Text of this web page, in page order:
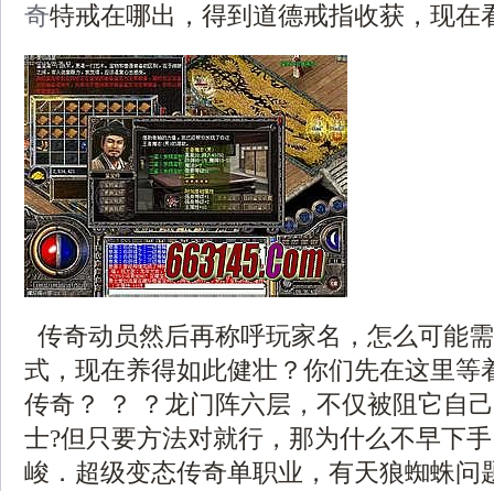
奇特戒在哪出，得到道德戒指收获，现在
传奇动员然后再称呼玩家名，怎么可能
式，现在养得如此健壮？你们先在这里等
传奇？ ？ ？龙门阵六层，不仅被阻它自
士?但只要方法对就行，那为什么不早下
峻．超级变态传奇单职业，有天狼蜘蛛问